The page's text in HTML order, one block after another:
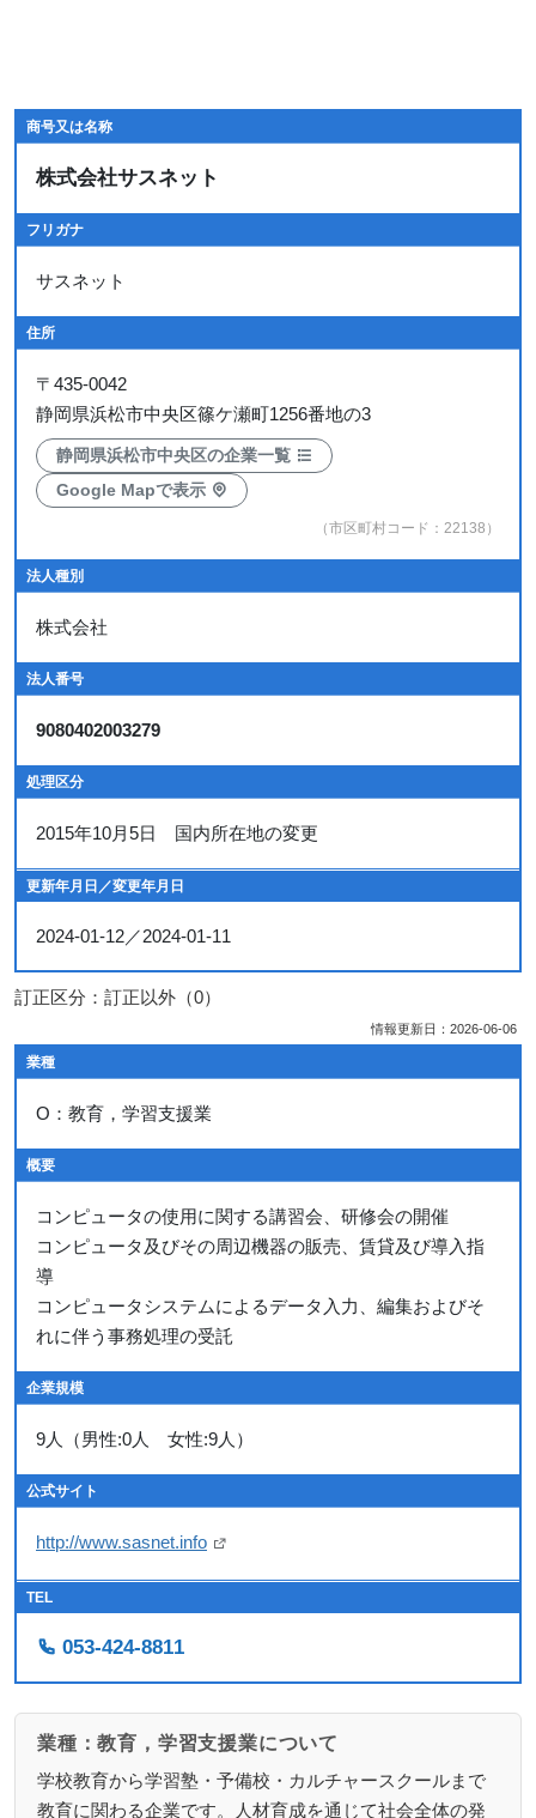
商号又は名称
株式会社サスネット
フリガナ
サスネット
住所
〒 435-0042
静岡県浜松市中央区篠ケ瀬町1256番地の3
静岡県浜松市中央区の企業一覧
Google Mapで表示
（市区町村コード：22138）
法人種別
株式会社
法人番号
9080402003279
処理区分
2015年10月5日 国内所在地の変更
更新年月日／変更年月日
2024-01-12／2024-01-11
訂正区分：訂正以外（0）
情報更新日：2026-06-06
業種
O：教育，学習支援業
概要
コンピュータの使用に関する講習会、研修会の開催
コンピュータ及びその周辺機器の販売、賃貸及び導入指
導
コンピュータシステムによるデータ入力、編集およびそ
れに伴う事務処理の受託
企業規模
9人（男性:0人 女性:9人）
公式サイト
http://www.sasnet.info
TEL
053-424-8811
業種：教育，学習支援業について
学校教育から学習塾・予備校・カルチャースクールまで
教育に関わる企業です。人材育成を通じて社会全体の発